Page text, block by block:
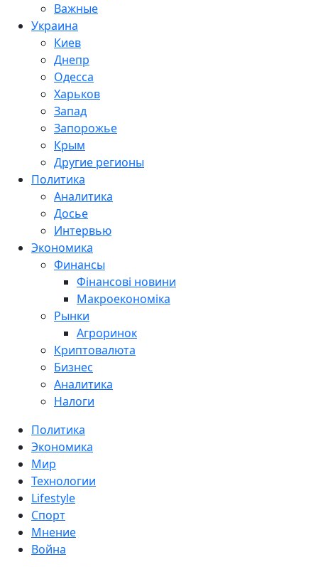
Важные
Украина
Киев
Днепр
Одесса
Харьков
Запад
Запорожье
Крым
Другие регионы
Политика
Аналитика
Досье
Интервью
Экономика
Финансы
Фінансові новини
Макроекономіка
Рынки
Агроринок
Криптовалюта
Бизнес
Аналитика
Налоги
Политика
Экономика
Мир
Технологии
Lifestyle
Спорт
Мнение
Война